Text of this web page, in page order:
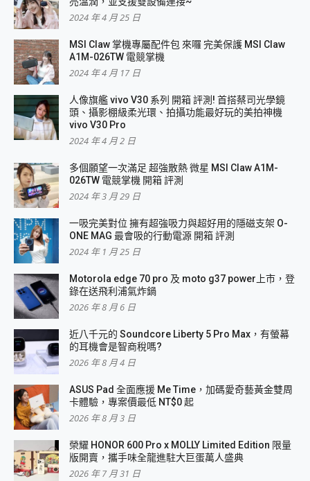
2024 年 4 月 25 日
MSI Claw 掌機專屬配件包 來囉 完美保護 MSI Claw
A1M-026TW 電競掌機
2024 年 4 月 17 日
人像旗艦 vivo V30 系列 開箱 評測! 首搭蔡司光學鏡
頭、攝影棚級柔光環、拍攝功能最好玩的美拍神機
vivo V30 Pro
2024 年 4 月 2 日
多個願望一次滿足 超強散熱 微星 MSI Claw A1M-
026TW 電競掌機 開箱 評測
2024 年 3 月 29 日
一吸完美對位 擁有超強吸力與超好用的隱磁支架 O-
ONE MAG 最會吸的行動電源 開箱 評測
2024 年 1 月 25 日
Motorola edge 70 pro 及 moto g37 power上市，登
錄在送飛利浦氣炸鍋
2026 年 8 月 6 日
近八千元的 Soundcore Liberty 5 Pro Max，有螢幕
的耳機會是智商稅嗎?
2026 年 8 月 4 日
ASUS Pad 全面應援 Me Time，加碼愛奇藝黃金雙周
卡體驗，專案價最低 NT$0 起
2026 年 8 月 3 日
榮耀 HONOR 600 Pro x MOLLY Limited Edition 限量
版開賣，攜手味全龍進駐大巨蛋萬人盛典
2026 年 7 月 31 日